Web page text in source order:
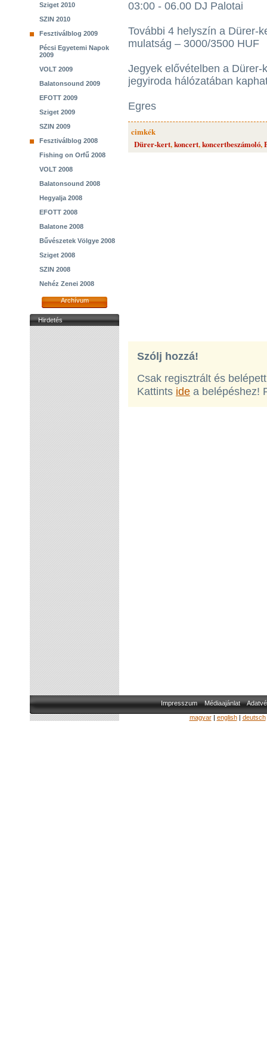
Sziget 2010
SZIN 2010
Fesztiválblog 2009
Pécsi Egyetemi Napok
2009
VOLT 2009
Balatonsound 2009
EFOTT 2009
Sziget 2009
SZIN 2009
Fesztiválblog 2008
Fishing on Orfű 2008
VOLT 2008
Balatonsound 2008
Hegyalja 2008
EFOTT 2008
Balatone 2008
Bűvészetek Völgye 2008
Sziget 2008
SZIN 2008
Nehéz Zenei 2008
Archívum
Hirdetés
03:00 - 06.00 DJ Palotai
További 4 helyszín a Dürer-
mulatság – 3000/3500 HUF
Jegyek elővételben a
jegyiroda hálózatában
Egres
cimkék
Dürer-kert,koncert,koncertbeszámoló,
Szólj hozzá!
Csak regisztrált és
Kattints ide a belépéshez!
Impresszum Médiaajánlat
magyar| english| deutsch